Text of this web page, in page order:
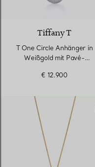
Tiffany T
T One Circle Anhänger in
Weißgold mit Pavé-
€ 12.900